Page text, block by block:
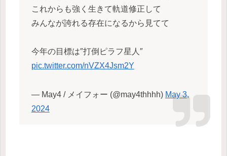
これからも強く生きて軌道修正して
みんなが誇れる存在になるから見てて
今年の目標は″打倒ピラフ星人″
pic.twitter.com/nVZX4Jsm2Y
— May4 / メイフォー (@may4thhhh) May 3,
2024